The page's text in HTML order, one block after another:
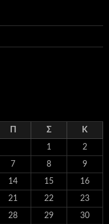
Π Σ Κ
1 2
7 8 9
14 15 16
21 22 23
28 29 30